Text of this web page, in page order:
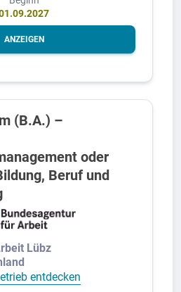
ANZEIGEN
(B.A.) –
oder
Beruf und
Lübz
entdecken